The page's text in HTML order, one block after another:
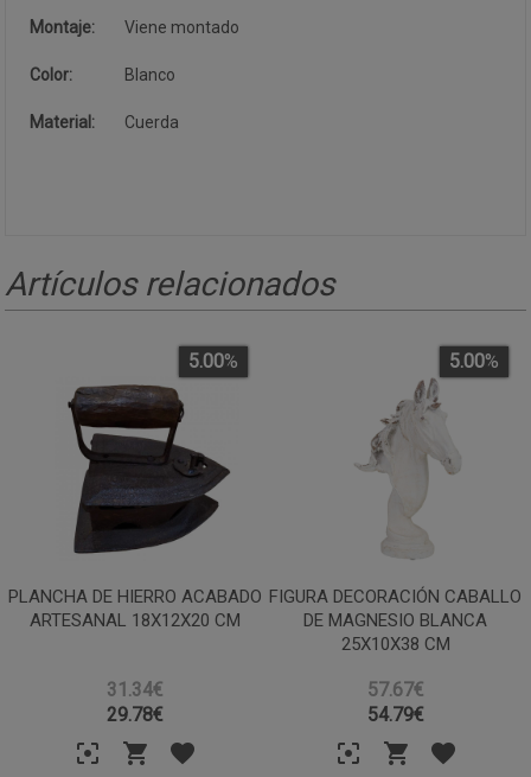
Montaje: Viene montado
Color: Blanco
Material: Cuerda
Artículos relacionados
PLANCHA DE HIERRO ACABADO
ARTESANAL 18X12X20 CM
31.34€
5.00%
29.78€
FIGURA DECORACIÓN CABALLO
DE MAGNESIO BLANCA
25X10X38 CM
57.67€
5.00%
54.79€